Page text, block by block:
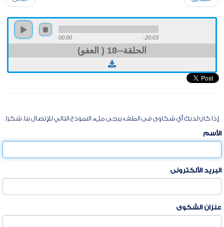
00:00 -20:03
الحلقة--18 ( العفو)
إذا كان لديك أي شكاوى فى الملف، يرجى ملء النموذج التالي للإتصال بنا. شكرا.
الأسم
البريد الألكترونى
عنزان الشكوى